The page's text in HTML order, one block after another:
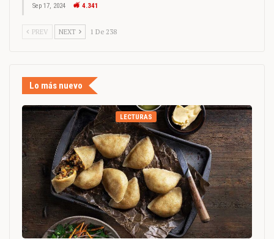
Sep 17, 2024 4.341
PREV NEXT 1 De 238
Lo más nuevo
LECTURAS